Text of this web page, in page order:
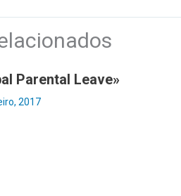
Parental Leave»
2017